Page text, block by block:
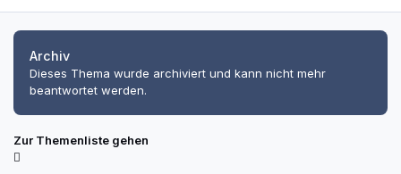
Archiv
Dieses Thema wurde archiviert und kann nicht mehr
beantwortet werden.
Zur Themenliste gehen